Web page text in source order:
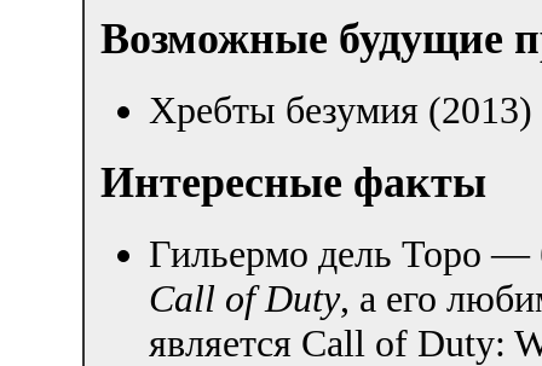
Возможные будущие
Хребты безумия (2013)
Интересные факты
Гильермо дель Торо —
Call of Duty, а его
является Call of Duty: